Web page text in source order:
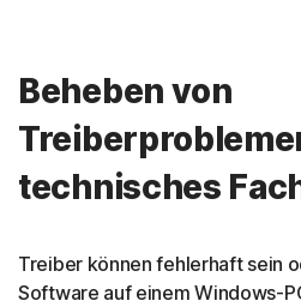
Beheben von
technisches
Treiber können fehlerhaft sein
Software auf einem Windows-